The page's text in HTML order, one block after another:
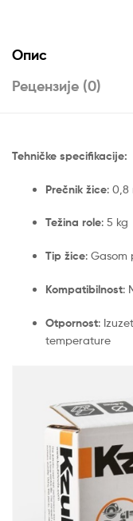
Опис
Рецензије (0)
Tehničke specifikacije:
Prečnik žice: 0,8
Težina role: 5 kg
Tip žice: Gasom
Kompatibilnost:
Otpornost:
temperature